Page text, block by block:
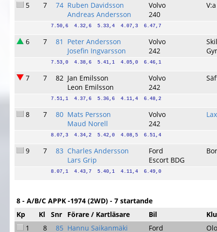
5 7 74 Ruben Davidsson
Andreas Andersson
Volvo
240
7.50,6  4.32,6  5.33,4  4.07,3  6.47,7
6 7 81
Peter Andersson
Josefin Ingvarsson
Volvo
242
7.53,0  4.38,6  5.41,1  4.05,0  6.46,1
7 7 82 Jan Emilsson
Leon Emilsson
Volvo
242
7.51,1  4.37,6  5.36,6  4.11,4  6.48,2
8 7 80 Mats Persson
Maud Norell
Volvo
242
8.07,3  4.34,2  5.42,0  4.08,5  6.51,4
9 7 83 Charles Andersson
Lars Grip
Ford
Escort BDG
8.07,1  4.43,7  5.40,1  4.11,4  6.49,0
8 - A/B/C APPK -1974 (2WD) - 7 startande
Kp
Kl Snr Förare / Kartläsare Bil
1
8 85 Hannu Saikanmäki
Ford